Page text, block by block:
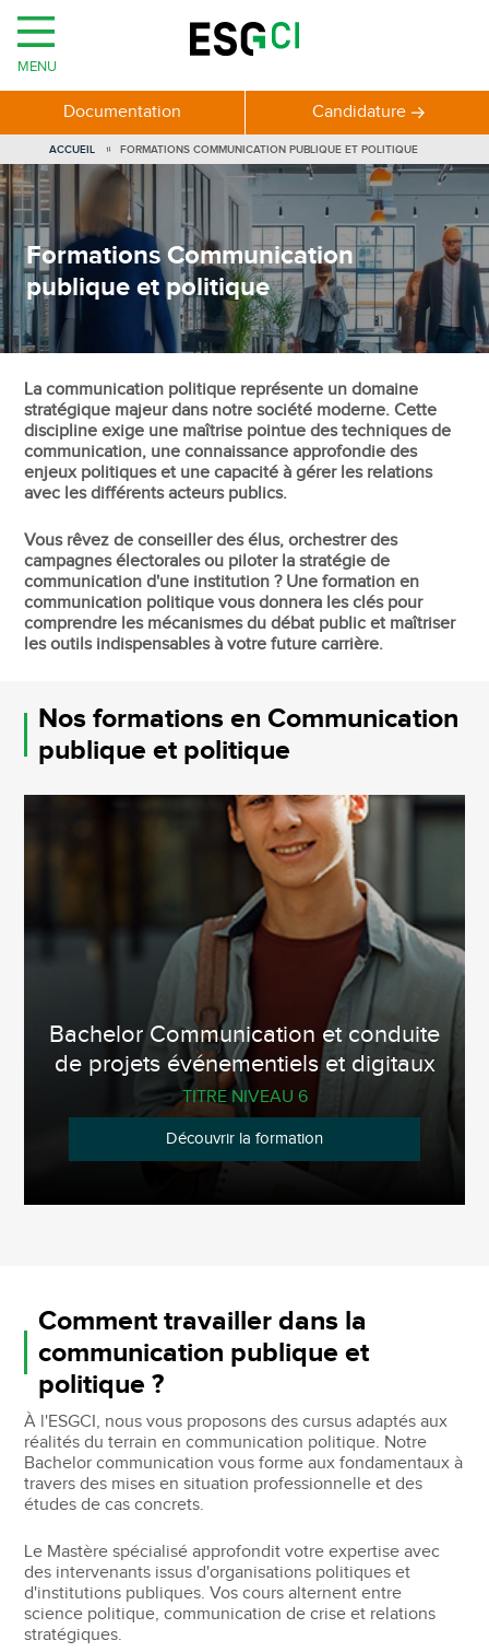
Formations Communication
publique et politique
La communication politique représente un domaine
stratégique majeur dans notre société moderne. Cette
discipline exige une maîtrise pointue des techniques de
communication, une connaissance approfondie des
enjeux politiques et une capacité à gérer les relations
avec les différents acteurs publics.
Vous rêvez de conseiller des élus, orchestrer des
campagnes électorales ou piloter la stratégie de
communication d'une institution ? Une formation en
communication politique vous donnera les clés pour
comprendre les mécanismes du débat public et maîtriser
les outils indispensables à votre future carrière.
Nos formations en Communication
publique et politique
Bachelor Communication et conduite
de projets événementiels et digitaux
TITRE NIVEAU 6
Découvrir la formation
Comment travailler dans la
communication publique et
politique ?
À l'ESGCI, nous vous proposons des cursus adaptés aux
réalités du terrain en communication politique. Notre
Bachelor communication vous forme aux fondamentaux à
travers des mises en situation professionnelle et des
études de cas concrets.
Le Mastère spécialisé approfondit votre expertise avec
des intervenants issus d'organisations politiques et
d'institutions publiques. Vos cours alternent entre
science politique, communication de crise et relations
stratégiques.
MENU
Documentation Candidature
VOUS
ÊTES
ACCUEIL FORMATIONS COMMUNICATION PUBLIQUE ET POLITIQUE